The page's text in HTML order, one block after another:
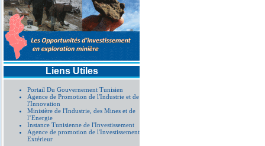
Liens Utiles
Portail Du Gouvernement Tunisien
Agence de Promotion de l'Industrie et de
l'Innovation
Ministère de l'Industrie, des Mines et de
l’Energie
Instance Tunisienne de l'Investissement
Agence de promotion de l'Investissement
Extérieur